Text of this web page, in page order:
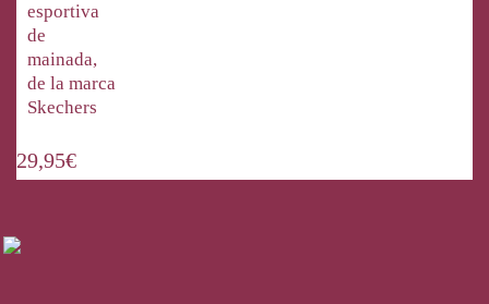
esportiva
de
mainada,
de la marca
Skechers
29,95€